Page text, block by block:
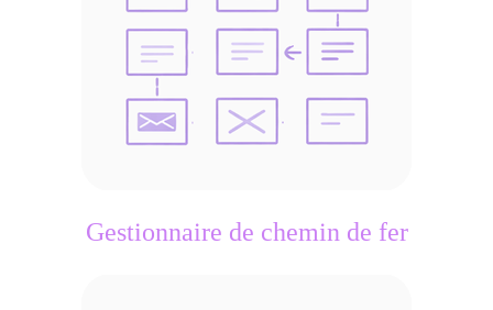
Gestionnaire de chemin de fer